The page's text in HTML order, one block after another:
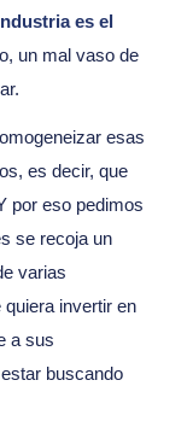
es el
un mal vaso de
esas
es decir, que
por eso pedimos
se recoja un
varias
invertir en
a sus
buscando